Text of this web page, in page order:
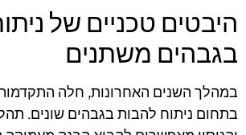
היבטים טכניים של
בגבהים משתנים
במהלך השנים האחרונות, חלה
בתחום ניתוח להבות בגבהים שונים.